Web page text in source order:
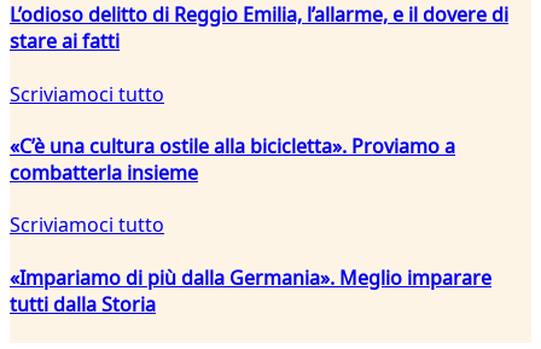
L’odioso delitto di Reggio Emilia, l’allarme, e il dovere di
stare ai fatti
Scriviamoci tutto
«C’è una cultura ostile alla bicicletta». Proviamo a
combatterla insieme
Scriviamoci tutto
«Impariamo di più dalla Germania». Meglio imparare
tutti dalla Storia